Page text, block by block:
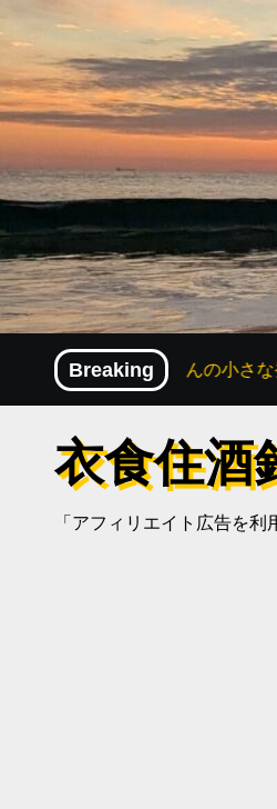
容
を
ス
キ
ッ
プ
Breaking
暦おじさんの小さな発見
衣食住酒
「アフィリエイト広告を利